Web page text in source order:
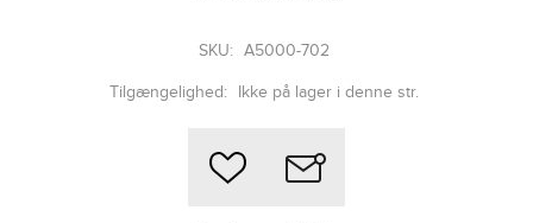
SKU: A5000-702
Tilgængelighed: Ikke på lager i denne str.